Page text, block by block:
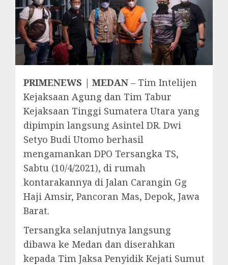
PRIMENEWS | MEDAN – Tim Intelijen
Kejaksaan Agung dan Tim Tabur
Kejaksaan Tinggi Sumatera Utara yang
dipimpin langsung Asintel DR. Dwi
Setyo Budi Utomo berhasil
mengamankan DPO Tersangka TS,
Sabtu (10/4/2021), di rumah
kontarakannya di Jalan Carangin Gg
Haji Amsir, Pancoran Mas, Depok, Jawa
Barat.
Tersangka selanjutnya langsung
dibawa ke Medan dan diserahkan
kepada Tim Jaksa Penyidik Kejati Sumut